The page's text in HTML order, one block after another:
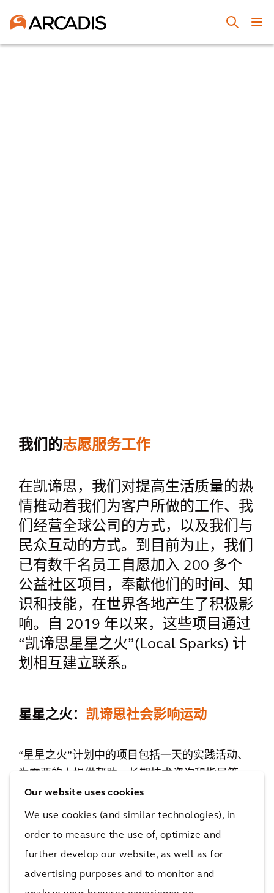
Our website uses cookies
We use cookies (and similar technologies), in
order to measure the use of, optimize and
further develop our website, as well as for
advertising purposes and to monitor and
我们的志愿服务工作
在凯谛思，我们对提高生活质量的热
情推动着我们为客户所做的工作、我
们经营全球公司的方式，以及我们与
民众互动的方式。到目前为止，我们
已有数千名员工自愿加入 200 多个
公益社区项目，奉献他们的时间、知
识和技能，在世界各地产生了积极影
响。自 2019 年以来，这些项目通过
“凯谛思星星之火”(Local Sparks) 计
划相互建立联系。
星星之火： 凯谛思社会影响运动
“星星之火”计划中的项目包括一天的实践活动、
为需要的人提供帮助、长期技术咨询和指导等，
不一而足。例如，在香港，我们从面包店收集剩
余的面包，分发给当地慈善机构。在巴西，我们
帮助生活在农村地区的人们获得清洁用水。在纽
约，我们为学生辅导数学、科学和工程，激励他